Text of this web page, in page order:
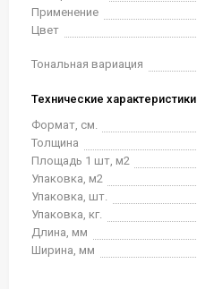
Применение
Цвет
Тональная вариация
Технические характеристики
Формат, см.
Толщина
Площадь 1 шт, м2
Упаковка, м2
Упаковка, шт.
Упаковка, кг.
Длина, мм
Ширина, мм